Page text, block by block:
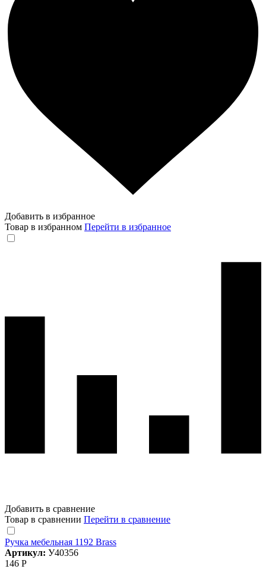
Добавить в избранное
Товар в избранном Перейти в избранное
Добавить в сравнение
Товар в сравнении Перейти в сравнение
Ручка мебельная 1192 Brass
Артикул: У40356
146 Р